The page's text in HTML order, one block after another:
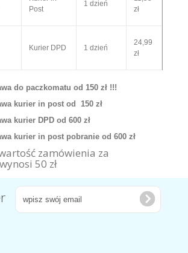
Post
1 dzień
zł
Kurier DPD 1 dzień
24,99
zł
do paczkomatu od 150 zł !!!
kurier in post od 150 zł
kurier DPD od 600 zł
kurier in post pobranie od 600 zł
zamówienia za
50 zł